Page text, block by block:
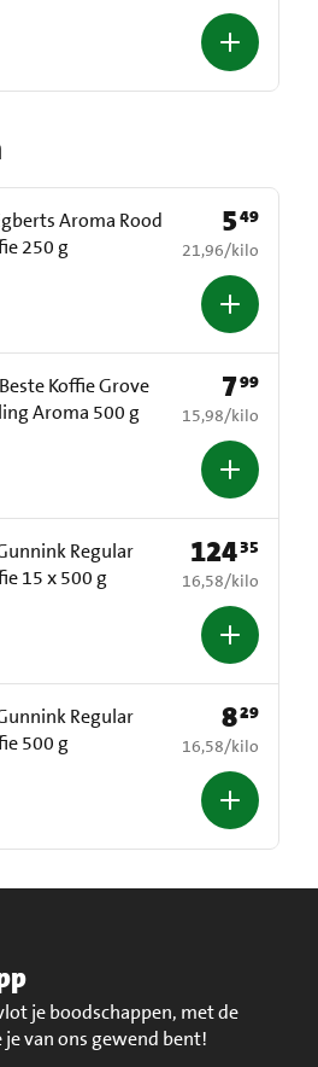
Aroma Rood
250 g
Prijs: € 5,49
549
€ 21,96 per kilo
21,96/kilo
Koffie Grove
Aroma 500 g
Prijs: € 7,99
799
€ 15,98 per kilo
15,98/kilo
Regular
15 x 500 g
Prijs: € 124,35
12435
€ 16,58 per kilo
16,58/kilo
Regular
500 g
Prijs: € 8,29
829
€ 16,58 per kilo
16,58/kilo
je boodschappen, met de
je van ons gewend bent!